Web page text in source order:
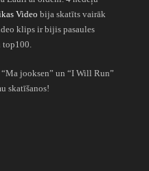
Video bija skatīts vairāk
klips ir bijis pasaules
top100.
jooksen” un “I Will Run”
skatīšanos!